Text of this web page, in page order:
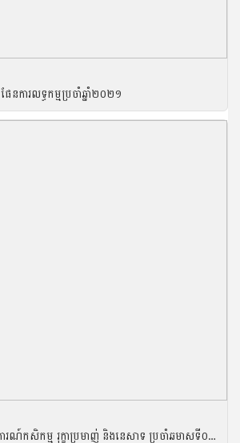
ផែនការលទ្ធកម្មប្រចាំឆ្នាំ២០២១
របាយការណ៍ស្តីពី សភាពការណ៍កសិកម្ម រុក្ខាប្រមាញ់ និងនេសាទ ប្រចាំឆមាសទី០១ ឆ្នាំ២០២១ និងទិសដៅអនុវត្តបន្ត